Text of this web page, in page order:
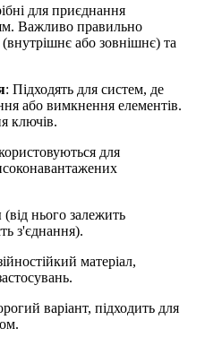
для приєднання
Важливо правильно
(внутрішнє або зовнішнє) та
: Підходять для систем, де
або вимкнення елементів.
ключів.
для
(від нього залежить
з'єднання).
матеріал,
варіант, підходить для